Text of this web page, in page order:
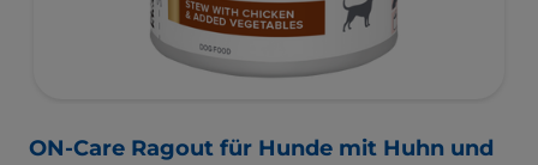
ON-Care Ragout für Hunde mit Huhn und